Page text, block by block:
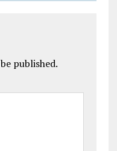
published.